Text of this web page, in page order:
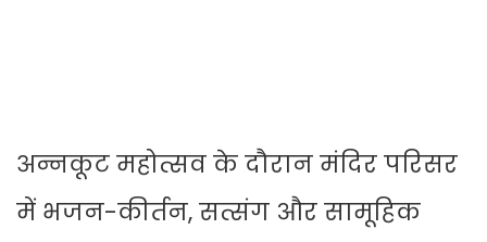
अन्नकूट महोत्सव के दौरान मंदिर परिसर
में भजन-कीर्तन, सत्संग और सामूहिक